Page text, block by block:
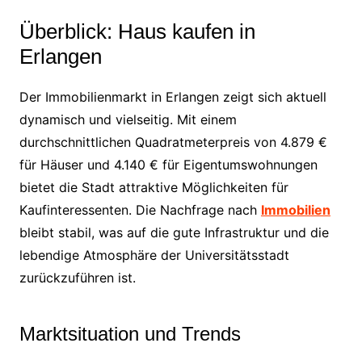
Überblick: Haus kaufen in
Erlangen
Der Immobilienmarkt in Erlangen zeigt sich aktuell
dynamisch und vielseitig. Mit einem
durchschnittlichen Quadratmeterpreis von 4.879 €
für Häuser und 4.140 € für Eigentumswohnungen
bietet die Stadt attraktive Möglichkeiten für
Kaufinteressenten. Die Nachfrage nach Immobilien
bleibt stabil, was auf die gute Infrastruktur und die
lebendige Atmosphäre der Universitätsstadt
zurückzuführen ist.
Marktsituation und Trends